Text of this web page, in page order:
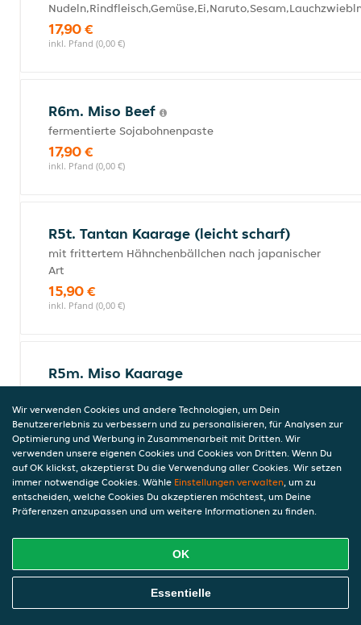
17,90 €
inkl. Pfand (0,00 €)
R6m. Miso Beef
fermentierte Sojabohnenpaste
17,90 €
inkl. Pfand (0,00 €)
R5t. Tantan Kaarage (leicht scharf)
mit frittertem Hähnchenbällchen nach japanischer
Art
15,90 €
inkl. Pfand (0,00 €)
R5m. Miso Kaarage
15,90 €
inkl. Pfand (0,00 €)
Shoyo Crispy Duck Ramen
mit knuspriger Entenbrust, Ramen Nudeln, Gemüse,
inkl. Pfand (0,00 €)
Online Essen Bestellen
Wir verwenden Cookies und andere Technologien, um Dein
Benutzererlebnis zu verbessern und zu personalisieren, für Analysen zur
Optimierung und Werbung in Zusammenarbeit mit Dritten. Wir
verwenden unsere eigenen Cookies und Cookies von Dritten. Wenn Du
auf OK klickst, akzeptierst Du die Verwendung aller Cookies. Wir setzen
immer notwendige Cookies. Wähle Einstellungen verwalten, um zu
entscheiden, welche Cookies Du akzeptieren möchtest, um Deine
Präferenzen anzupassen und um weitere Informationen zu finden.
OK
Essentielle